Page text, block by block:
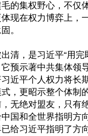
的集权野心，不仅
现在权力博弈上，
。
清，是习近平“用完
预示著中共集体领
近平个人权力将长
，更昭示整个体制
无绝对盟友，只有
国和全世界指明方
给习近平指明了方